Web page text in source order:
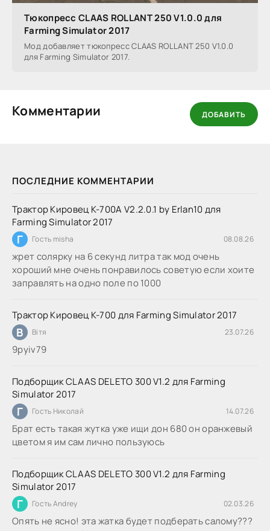
ПОСЛЕДНИЕ КОММЕНТАРИИ
Трактор Кировец К-700А V2.2.0.1 by Erlan10 для
Farming Simulator 2017
Г Гость misha 08.08.26
жрет солярку на 6 секунд литра так мод очень
хороший мне очень понравилось советую если хоите
заправлять на одно поле по 1000
Трактор Кировец К-700 для Farming Simulator 2017
В Вітя 23.07.26
9руіv79
Подборщик CLAAS DELETO 300 V1.2 для Farming
Simulator 2017
Г Гость Николай 14.07.26
Брат есть такая жутка уже ищи дон 680 он оранжевый
цветом я им сам лично пользуюсь
Подборщик CLAAS DELETO 300 V1.2 для Farming
Simulator 2017
Г Гость Andrey 02.03.26
Опять не ясно! эта жатка будет подберать салому???
Тюкопресс CLAAS ROLLANT 250 V1.0.0 для
Farming Simulator 2017
Мод добавляет тюкопресс CLAAS ROLLANT 250 V1.0.0
для Farming Simulator 2017.
Комментарии ДОБАВИТЬ